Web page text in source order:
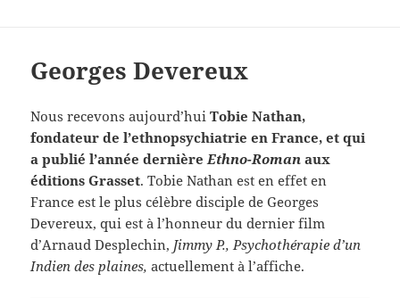
Georges Devereux
Nous recevons aujourd’huiTobie Nathan,
fondateur de l’ethnopsychiatrie en France, et qui
a publié l’année dernièreEthno-Romanaux
éditions Grasset. Tobie Nathan est en effet en
France est le plus célèbre disciple de Georges
Devereux, qui est à l’honneur du dernier film
d’Arnaud Desplechin, Jimmy P., Psychothérapie d’un
Indien des plaines,actuellement à l’affiche.